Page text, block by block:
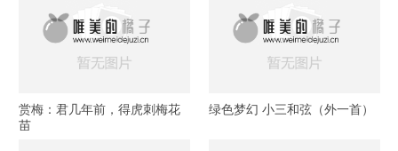
赏梅：君几年前，得虎刺梅花
苗
绿色梦幻 小三和弦（外一首）